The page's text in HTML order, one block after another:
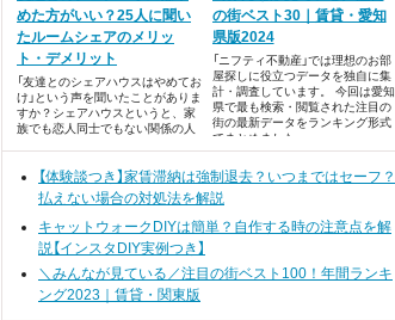
めた方がいい？25人に聞い
たルームシェアのメリッ
ト・デメリット
「友達とのシェアハウスはやめてお
け」という声を聞いたことがありま
すか？シェアハウスというと、家
族でも恋人同士でもない関係の人
賃貸物件を借りてのルームシェア
も人気ですよね、 「にぎやかで楽
しそう」「家賃や光熱費の負担が少
ない」といったメリットに目が奪わ
れがちですが、実際のところデメ
リットはないのでしょうか？ 今回
はルームシェアのメリット・デメ
リットについて、実際にルームシ
ェアをしていた25名の方の声を集
の街ベスト30｜賃貸・愛知
県版2024
「ニフティ不動産」では理想のお部
屋探しに役立つデータを独自に集
計・調査しています。 今回は愛知
県で最も検索・閲覧された注目の
街の最新データをランキング形式
でまとめました。
【体験談つき】家賃滞納は強制退去？いつまではセーフ？
払えない場合の対処法を解説
キャットウォークDIYは簡単？自作する時の注意点を解
説【インスタDIY実例つき】
＼みんなが見ている／注目の街ベスト100！年間ランキ
ング2023｜賃貸・関東版